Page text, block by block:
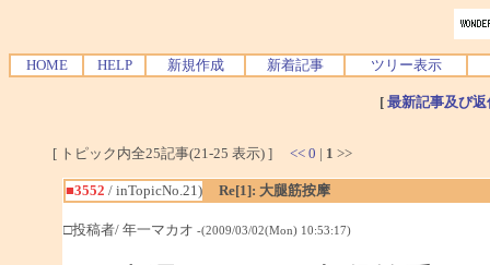
HOME HELP 新規作成 新着記事 ツリー表示
[ 最新記事及び
[ トピック内全25記事(21-25 表示) ] << 0 | 1 >>
■3552 / inTopicNo.21) Re[1]: 大腿筋按摩
□投稿者/ 年一マカオ -(2009/03/02(Mon) 10:53:17)